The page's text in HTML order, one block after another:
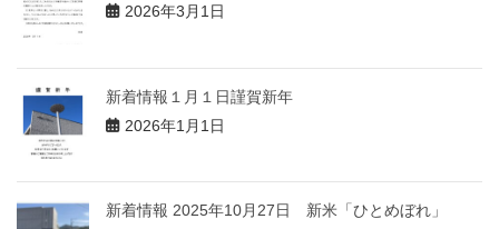
2026年3月1日
新着情報１月１日謹賀新年
2026年1月1日
新着情報 2025年10月27日 新米「ひとめぼれ」